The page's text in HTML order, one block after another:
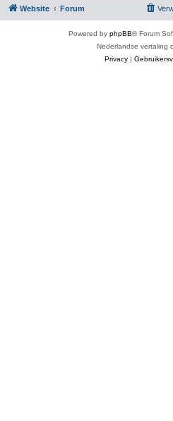
Website Forum
Powered by phpBB® Forum
Nederlandse vertaling
Privacy |